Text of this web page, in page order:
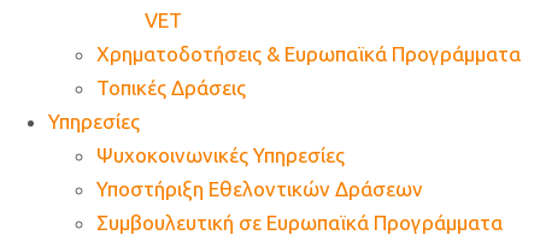
VET
Χρηματοδοτήσεις & Ευρωπαϊκά Προγράμματα
Τοπικές Δράσεις
Υπηρεσίες
Ψυχοκοινωνικές Υπηρεσίες
Υποστήριξη Εθελοντικών Δράσεων
Συμβουλευτική σε Ευρωπαϊκά Προγράμματα